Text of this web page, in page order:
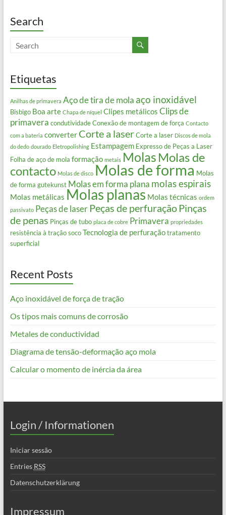
Search
Etiquetas
Anilhas de primavera Aço de tira de mola aço inoxidável
Bisbigo Boa arte Chapa de níquel Clipes metálicos Clips de
primavera condutividade Conexão de montagem de força Contacto
com a bateria converter Corte a laser Corte a laser Discos de mola
do dedo dourado Eletropolishing Estampagem Expresso de Peças a Laser
Folha de aço de mola formação metais Molas Molas de
contacto Molas de disco Molas de forma Molas
de forma gutekunst Molas em forma plana molas espirais
Molas metálicas Molas planas Molas técnicas ordem
passivato Peças de laser Peças de perfuração Pinças
de penas Pinças de tubo placa de cobre Primavera propriedades
resistência à tração soco Tecnologia de perfuração tratamento
superficial
Recent Posts
Aço inoxidável de força de tração
Os tipos mais comuns de corrosão
Metales de conductividad
Diagrama de tensão-deformação aço mola
Calcular o momento de inércia da área
Login / Informationen
Iniciar sessão
Entries RSS
Datenschutzerklärung
Impressum